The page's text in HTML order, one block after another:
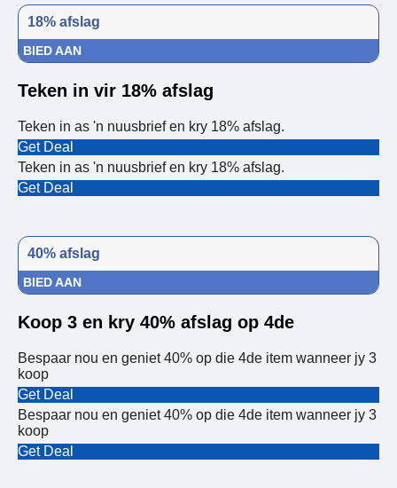
18% afslag
BIED AAN
Teken in vir 18% afslag
Teken in as 'n nuusbrief en kry 18% afslag.
Get Deal
Teken in as 'n nuusbrief en kry 18% afslag.
Get Deal
40% afslag
BIED AAN
Koop 3 en kry 40% afslag op 4de
Bespaar nou en geniet 40% op die 4de item wanneer jy 3
koop
Get Deal
Bespaar nou en geniet 40% op die 4de item wanneer jy 3
koop
Get Deal